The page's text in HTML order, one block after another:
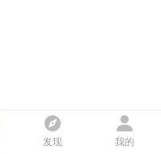
发现 我的